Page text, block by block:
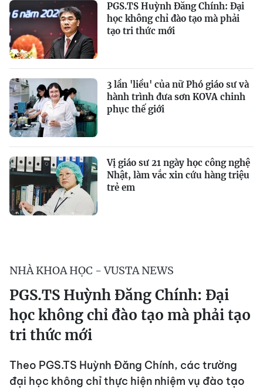
PGS.TS Huỳnh Đăng Chính: Đại
học không chỉ đào tạo mà phải
tạo tri thức mới
3 lần 'liều' của nữ Phó giáo sư và
hành trình đưa sơn KOVA chinh
phục thế giới
Vị giáo sư 21 ngày học công nghệ
Nhật, làm vắc xin cứu hàng triệu
trẻ em
NHÀ KHOA HỌC - VUSTA NEWS
PGS.TS Huỳnh Đăng Chính: Đại
học không chỉ đào tạo mà phải tạo
tri thức mới
Theo PGS.TS Huỳnh Đăng Chính, các trường
đại học không chỉ thực hiện nhiệm vụ đào tạo